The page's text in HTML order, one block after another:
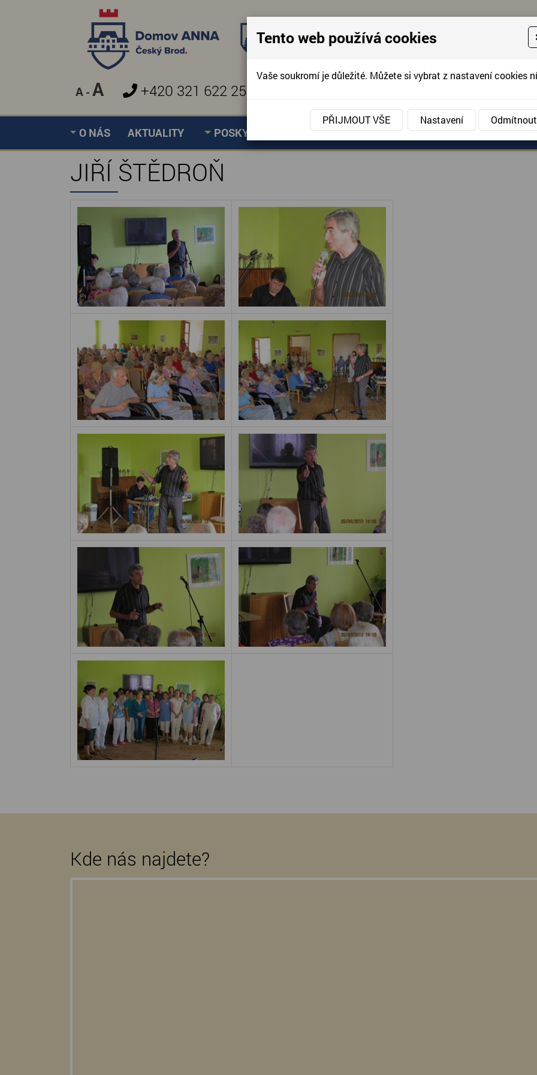
A - A +420 321 622 257 KONTAKTUJTE
O NÁS AKTUALITY POSKYTOVANÉ SLUŽBY AKCE, FOTOGRAFIE
Úvodní stránka » JIŘÍ ŠTĚDROŇ
JIŘÍ ŠTĚDROŇ
Kde nás najdete?
Tento web používá cookies
Vaše soukromí je důležité. Můžete si vybrat z nastavení cookies
PŘIJMOUT VŠE Nastavení Odmítnout